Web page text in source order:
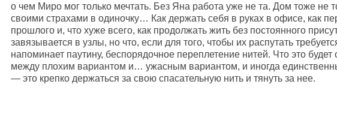
о чем Миро мог только мечтать. Без Яна работа уже не та. Дом тоже не
своими страхами в одиночку… Как держать себя в руках в офисе, как
прошлого и, что хуже всего, как продолжать жить без постоянного
завязывается в узлы, но что, если для того, чтобы их распутать
напоминает паутину, беспорядочное переплетение нитей. Что это
между плохим вариантом и… ужасным вариантом, и иногда
— это крепко держаться за свою спасательную нить и тянуть за нее.